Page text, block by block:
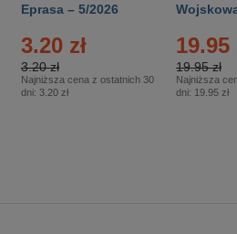
Eprasa – 5/2026
3.20 zł
3.20 zł
Najniższa cena z ostatnich 30
dni: 3.20 zł
19.95
19.95 zł
Najniższa
dni: 19.95 zł